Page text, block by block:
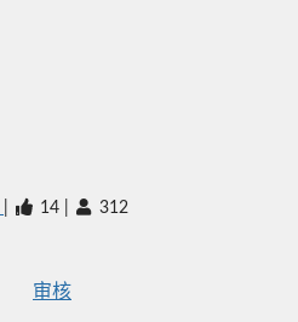
14 312
审核